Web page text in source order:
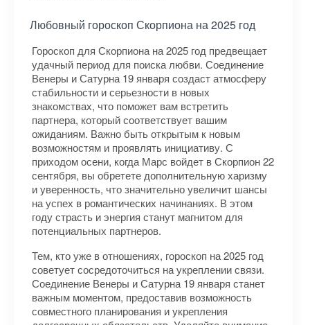
Любовный гороскоп Скорпиона на 2025 год
Гороскоп для Скорпиона на 2025 год предвещает
удачный период для поиска любви. Соединение
Венеры и Сатурна 19 января создаст атмосферу
стабильности и серьезности в новых
знакомствах, что поможет вам встретить
партнера, который соответствует вашим
ожиданиям. Важно быть открытым к новым
возможностям и проявлять инициативу. С
приходом осени, когда Марс войдет в Скорпион 22
сентября, вы обретете дополнительную харизму
и уверенность, что значительно увеличит шансы
на успех в романтических начинаниях. В этом
году страсть и энергия станут магнитом для
потенциальных партнеров.
Тем, кто уже в отношениях, гороскоп на 2025 год
советует сосредоточиться на укреплении связи.
Соединение Венеры и Сатурна 19 января станет
важным моментом, предоставив возможность
совместного планирования и укрепления